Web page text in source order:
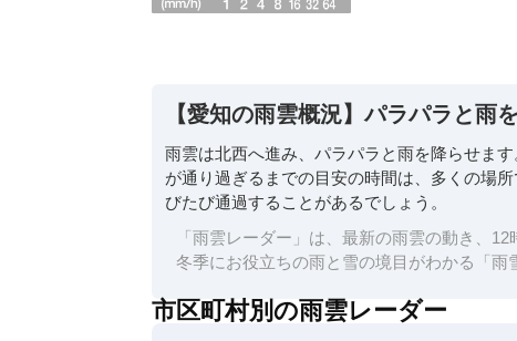
【愛知の雨雲概況】パラパラと雨
雨雲は北西へ進み、パラパラと雨を降らせま
が通り過ぎるまでの目安の時間は、多くの場
びたび通過することがあるでしょう。
「雨雲レーダー」は、最新の雨雲の動き、
冬季にお役立ちの雨と雪の境目がわかる「雨
市区町村別の雨雲レーダー